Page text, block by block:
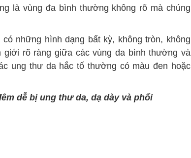
là vùng đa bình thường không rõ mà chúng
có những hình dạng bất kỳ, không tròn, không
giới rõ ràng giữa các vùng da bình thường và
ung thư da hắc tố thường có màu đen hoặc
dễ bị ung thư da, dạ dày và phổi